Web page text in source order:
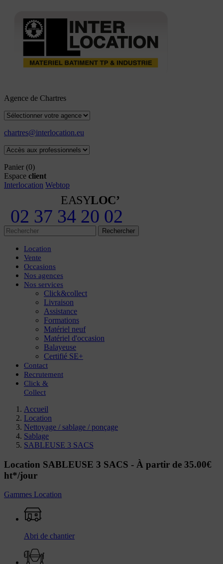
Agence de Chartres
chartres@interlocation.eu
Panier (0)
Espace client
Interlocation Webtop
EASYLOC’
02 37 34 20 02
Rechercher
Location
Vente
Occasions
Nos agences
Nos services
Click&collect
Livraison
Assistance
Formations
Matériel neuf
Matériel d'occasion
Balayeuse
Certifié SE+
Contact
Recrutement
Click &
Collect
Accueil
Location
Nettoyage / sablage / ponçage
Sablage
SABLEUSE 3 SACS
Location SABLEUSE 3 SACS - À partir de 35.00€
ht*/jour
Gammes Location
Abri de chantier